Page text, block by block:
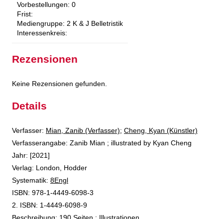
Vorbestellungen: 0
Frist:
Mediengruppe: 2 K & J Belletristik
Interessenkreis:
Rezensionen
Keine Rezensionen gefunden.
Details
Verfasser: Suche nach diesem Verfasser
Mian, Zanib (Verfasser); Cheng, Kyan (Künstler)
Verfasserangabe: Zanib Mian ; illustrated by Kyan Cheng
Jahr: [2021]
Verlag: London, Hodder
opens in new tab
Diesen Link in neuem Tab öffnen
Systematik: Suche nach dieser Systematik
8Engl
Suche nach diesem Interessenskreis
ISBN: 978-1-4449-6098-3
2. ISBN: 1-4449-6098-9